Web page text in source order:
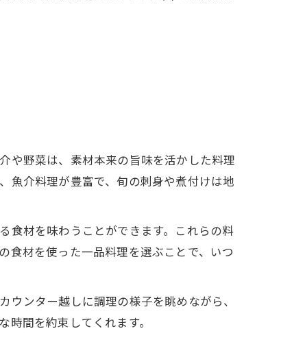
や野菜は、素材本来の旨味を活かした料理
魚介料理が豊富で、旬の刺身や煮付けは地
食材を味わうことができます。これらの料
食材を使った一品料理を選ぶことで、いつ
ンター越しに調理の様子を眺めながら、
間を約束してくれます。